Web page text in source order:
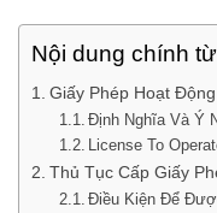
Nội dung chính
Giấy Phép Hoạt
Định Nghĩa Và Ý
License To
Thủ Tục Cấp Giấy
Điều Kiện Để